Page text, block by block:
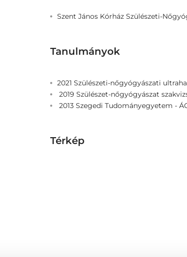
Szent János Kórház Szülészeti-
Tanulmányok
2021 Szülészeti-nőgyógyászati
2019 Szülészet-nőgyógyászat
2013 Szegedi Tudományegyetem -
Térkép